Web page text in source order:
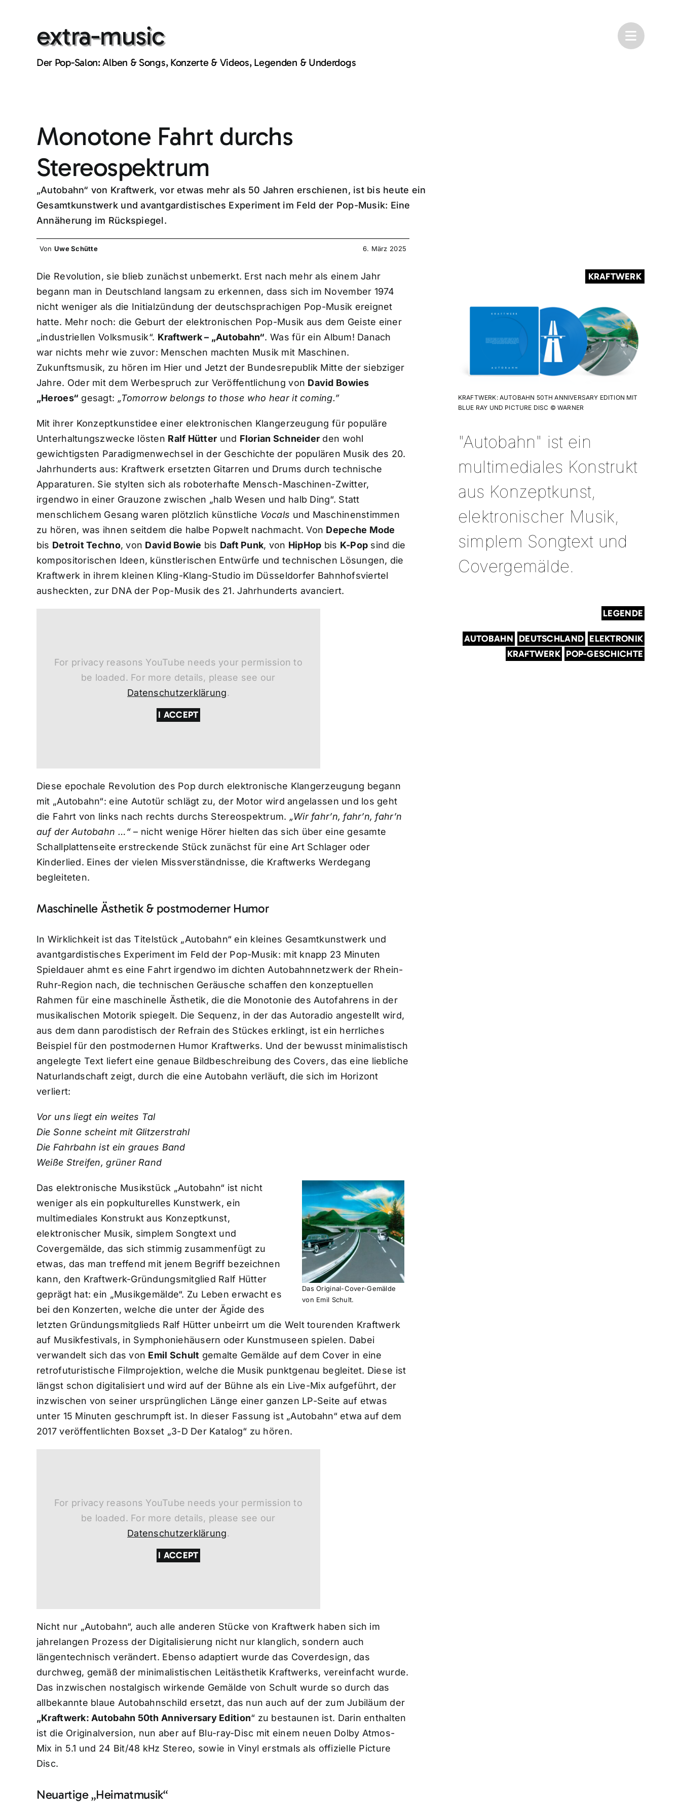
extra-music
Der Pop-Salon: Alben & Songs, Konzerte & Videos, Legenden & Underdogs
Monotone Fahrt durchs
Stereospektrum
„Autobahn“ von Kraftwerk, vor etwas mehr als 50 Jahren erschienen, ist bis heute ein
Gesamtkunstwerk und avantgardistisches Experiment im Feld der Pop-Musik: Eine
Annäherung im Rückspiegel.
VonUwe Schütte 6. März 2025
Die Revolution, sie blieb zunächst unbemerkt. Erst nach mehr als einem Jahr
begann man in Deutschland langsam zu erkennen, dass sich im November 1974
nicht weniger als die Initialzündung der deutschsprachigen Pop-Musik ereignet
hatte. Mehr noch: die Geburt der elektronischen Pop-Musik aus dem Geiste einer
„industriellen Volksmusik“. Kraftwerk – „Autobahn“. Was für ein Album! Danach
war nichts mehr wie zuvor: Menschen machten Musik mit Maschinen.
Zukunftsmusik, zu hören im Hier und Jetzt der Bundesrepublik Mitte der siebziger
Jahre. Oder mit dem Werbespruch zur Veröffentlichung von David Bowies
„Heroes“ gesagt: „Tomorrow belongs to those who hear it coming.”
Mit ihrer Konzeptkunstidee einer elektronischen Klangerzeugung für populäre
Unterhaltungszwecke lösten Ralf Hütter und Florian Schneider den wohl
gewichtigsten Paradigmenwechsel in der Geschichte der populären Musik des 20.
Jahrhunderts aus: Kraftwerk ersetzten Gitarren und Drums durch technische
Apparaturen. Sie stylten sich als roboterhafte Mensch-Maschinen-Zwitter,
irgendwo in einer Grauzone zwischen „halb Wesen und halb Ding“. Statt
menschlichem Gesang waren plötzlich künstliche Vocals und Maschinenstimmen
zu hören, was ihnen seitdem die halbe Popwelt nachmacht. Von Depeche Mode
bis Detroit Techno, von David Bowie bis Daft Punk, von HipHop bis K-Pop sind die
kompositorischen Ideen, künstlerischen Entwürfe und technischen Lösungen, die
Kraftwerk in ihrem kleinen Kling-Klang-Studio im Düsseldorfer Bahnhofsviertel
ausheckten, zur DNA der Pop-Musik des 21. Jahrhunderts avanciert.
For privacy reasons YouTube needs your permission to
be loaded. For more details, please see our
Datenschutzerklärung.
I ACCEPT
Diese epochale Revolution des Pop durch elektronische Klangerzeugung begann
mit „Autobahn“: eine Autotür schlägt zu, der Motor wird angelassen und los geht
die Fahrt von links nach rechts durchs Stereospektrum. „Wir fahr’n, fahr’n, fahr’n
auf der Autobahn …“ – nicht wenige Hörer hielten das sich über eine gesamte
Schallplattenseite erstreckende Stück zunächst für eine Art Schlager oder
Kinderlied. Eines der vielen Missverständnisse, die Kraftwerks Werdegang
begleiteten.
Maschinelle Ästhetik & postmoderner Humor
In Wirklichkeit ist das Titelstück „Autobahn“ ein kleines Gesamtkunstwerk und
avantgardistisches Experiment im Feld der Pop-Musik: mit knapp 23 Minuten
Spieldauer ahmt es eine Fahrt irgendwo im dichten Autobahnnetzwerk der Rhein-
Ruhr-Region nach, die technischen Geräusche schaffen den konzeptuellen
Rahmen für eine maschinelle Ästhetik, die die Monotonie des Autofahrens in der
musikalischen Motorik spiegelt. Die Sequenz, in der das Autoradio angestellt wird,
aus dem dann parodistisch der Refrain des Stückes erklingt, ist ein herrliches
Beispiel für den postmodernen Humor Kraftwerks. Und der bewusst minimalistisch
angelegte Text liefert eine genaue Bildbeschreibung des Covers, das eine liebliche
Naturlandschaft zeigt, durch die eine Autobahn verläuft, die sich im Horizont
verliert:
Vor uns liegt ein weites Tal
Die Sonne scheint mit Glitzerstrahl
Die Fahrbahn ist ein graues Band
Weiße Streifen, grüner Rand
Das Original-Cover-Gemälde
von Emil Schult.
Das elektronische Musikstück „Autobahn“ ist nicht
weniger als ein popkulturelles Kunstwerk, ein
multimediales Konstrukt aus Konzeptkunst,
elektronischer Musik, simplem Songtext und
Covergemälde, das sich stimmig zusammenfügt zu
etwas, das man treffend mit jenem Begriff bezeichnen
kann, den Kraftwerk-Gründungsmitglied Ralf Hütter
geprägt hat: ein „Musikgemälde“. Zu Leben erwacht es
bei den Konzerten, welche die unter der Ägide des
letzten Gründungsmitglieds Ralf Hütter unbeirrt um die Welt tourenden Kraftwerk
auf Musikfestivals, in Symphoniehäusern oder Kunstmuseen spielen. Dabei
verwandelt sich das von Emil Schult gemalte Gemälde auf dem Cover in eine
retrofuturistische Filmprojektion, welche die Musik punktgenau begleitet. Diese ist
längst schon digitalisiert und wird auf der Bühne als ein Live-Mix aufgeführt, der
inzwischen von seiner ursprünglichen Länge einer ganzen LP-Seite auf etwas
unter 15 Minuten geschrumpft ist. In dieser Fassung ist „Autobahn“ etwa auf dem
2017 veröffentlichten Boxset „3-D Der Katalog“ zu hören.
For privacy reasons YouTube needs your permission to
be loaded. For more details, please see our
Datenschutzerklärung.
I ACCEPT
Nicht nur „Autobahn“, auch alle anderen Stücke von Kraftwerk haben sich im
jahrelangen Prozess der Digitalisierung nicht nur klanglich, sondern auch
längentechnisch verändert. Ebenso adaptiert wurde das Coverdesign, das
durchweg, gemäß der minimalistischen Leitästhetik Kraftwerks, vereinfacht wurde.
Das inzwischen nostalgisch wirkende Gemälde von Schult wurde so durch das
allbekannte blaue Autobahnschild ersetzt, das nun auch auf der zum Jubiläum der
„Kraftwerk: Autobahn 50th Anniversary Edition“ zu bestaunen ist. Darin enthalten
ist die Originalversion, nun aber auf Blu-ray-Disc mit einem neuen Dolby Atmos-
Mix in 5.1 und 24 Bit/48 kHz Stereo, sowie in Vinyl erstmals als offizielle Picture
Disc.
Neuartige „Heimatmusik“
KRAFTWERK
KRAFTWERK: AUTOBAHN 50TH ANNIVERSARY EDITION MIT
BLUE RAY UND PICTURE DISC © WARNER
"Autobahn" ist ein
multimediales Konstrukt
aus Konzeptkunst,
elektronischer Musik,
simplem Songtext und
Covergemälde.
LEGENDE
AUTOBAHN DEUTSCHLAND ELEKTRONIK
KRAFTWERK POP-GESCHICHTE